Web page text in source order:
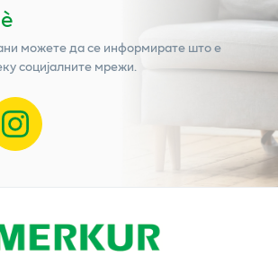
можете да се информирате што е
социјалните мрежи.